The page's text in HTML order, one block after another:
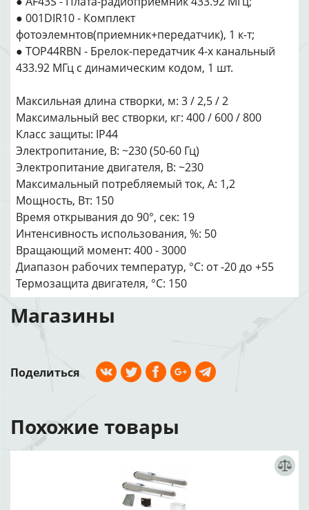
● 001DIR10 - Комплект
фотоэлемнтов(приемник+передатчик), 1 к-т;
● TOP44RBN - Брелок-передатчик 4-х канальный
433.92 МГц с динамическим кодом, 1 шт.
Максильная длина створки, м: 3 / 2,5 / 2
Максимальный вес створки, кг: 400 / 600 / 800
Класс защиты: IP44
Электропитание, В: ~230 (50-60 Гц)
Электропитание двигателя, В: ~230
Максимальный потребляемый ток, А: 1,2
Мощность, Вт: 150
Время открывания до 90°, сек: 19
Интенсивность использования, %: 50
Вращающий момент: 400 - 3000
Диапазон рабочих температур, °C: от -20 до +55
Термозащита двигателя, °C: 150
Магазины
Поделиться
Похожие товары